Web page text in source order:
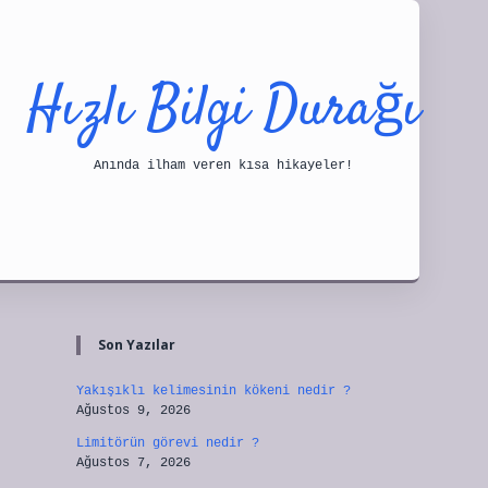
Hızlı Bilgi Durağı
Anında ilham veren kısa hikayeler!
Sidebar
Son Yazılar
Yakışıklı kelimesinin kökeni nedir ?
Ağustos 9, 2026
Limitörün görevi nedir ?
Ağustos 7, 2026